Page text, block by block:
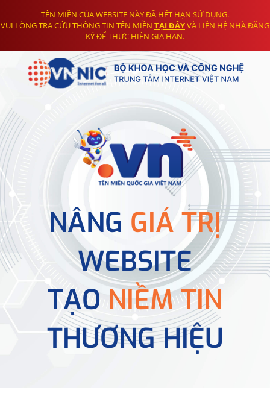
TÊN MIỀN CỦA WEBSITE NÀY ĐÃ HẾT HẠN SỬ DỤNG.
VUI LÒNG TRA CỨU THÔNG TIN TÊN MIỀN TẠI ĐÂYVÀ LIÊN HỆ NHÀ ĐĂNG
KÝ ĐỂ THỰC HIỆN GIA HẠN.
NÂNG GIÁ TRỊ
WEBSITE
TẠONIỀM TIN
THƯƠNG HIỆU